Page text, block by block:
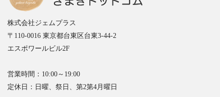
株式会社ジェムプラス
〒110-0016 東京都台東区台東3-44-2
エスポワールビル2F
営業時間：10:00～19:00
定休日：日曜、祭日、第2第4月曜日